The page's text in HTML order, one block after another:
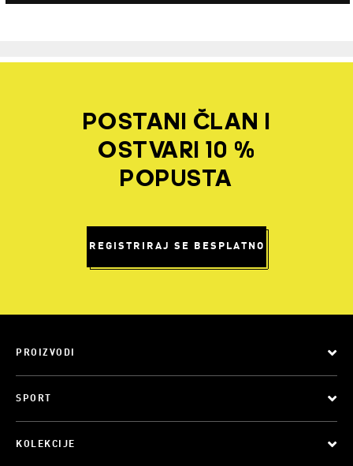
POSTANI ČLAN I
OSTVARI 10 %
POPUSTA
REGISTRIRAJ SE BESPLATNO
PROIZVODI
SPORT
KOLEKCIJE